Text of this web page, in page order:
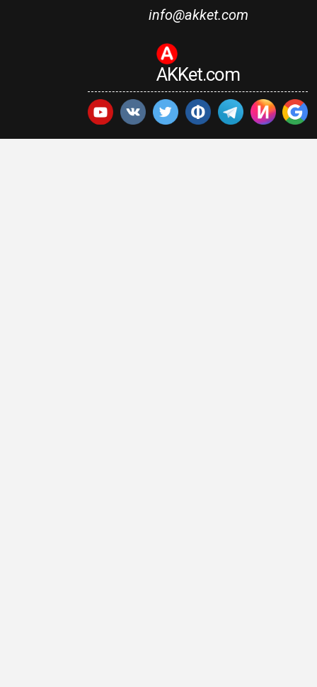
info@akket.com
AKKet.com